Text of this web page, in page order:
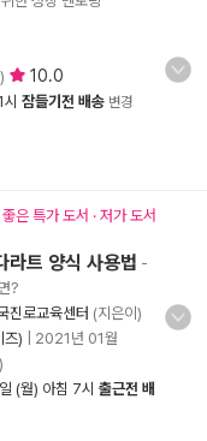
10.0
잠들기전 배송 변경
은 특가 도서 · 저가 도서
라트 양식 사용법 -
?
진로교육센터 (지은이)
즈)
2021년 01월
(월) 아침 7시 출근전 배